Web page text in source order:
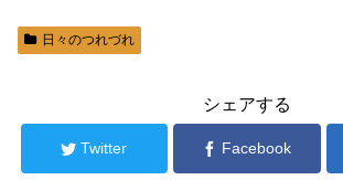
日々のつれづれ
シェアする
Twitter Facebook